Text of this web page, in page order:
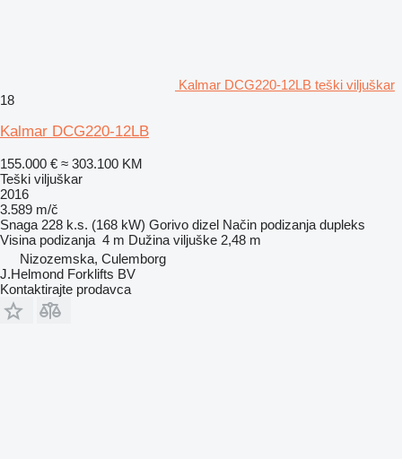
Kalmar DCG220-12LB teški viljuškar
18
Kalmar DCG220-12LB
155.000 € ≈ 303.100 KM
Teški viljuškar
2016
3.589 m/č
Snaga 228 k.s. (168 kW) Gorivo dizel Način podizanja dupleks
Visina podizanja 4 m Dužina viljuške 2,48 m
Nizozemska, Culemborg
J.Helmond Forklifts BV
Kontaktirajte prodavca